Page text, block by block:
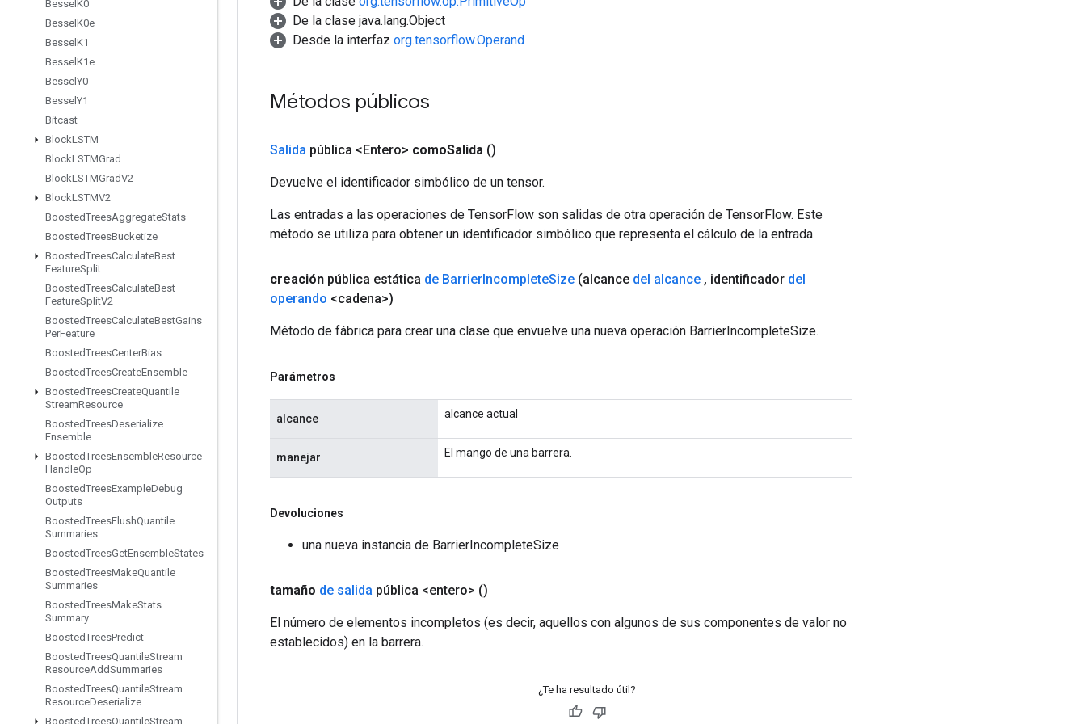
Bessel K0
Bessel K0e
Bessel K1
Bessel K1e
Bessel Y0
Bessel Y1
Bitcast
BlockLSTM
BlockLSTMGrad
BlockLSTMGradV2
BlockLSTMV2
BoostedTreesAggregateStats
BoostedTreesBucketize
BoostedTreesCalculateBest
FeatureSplit
BoostedTreesCalculateBest
FeatureSplitV2
BoostedTreesCalculateBestGains
PerFeature
BoostedTreesCenterBias
BoostedTreesCreateEnsemble
BoostedTreesCreateQuantile
StreamResource
BoostedTreesDeserialize
Ensemble
BoostedTreesEnsembleResource
HandleOp
BoostedTreesExampleDebug
Outputs
BoostedTreesFlushQuantile
Summaries
BoostedTreesGetEnsembleStates
BoostedTreesMakeQuantile
Summaries
BoostedTreesMakeStats
Summary
BoostedTreesPredict
BoostedTreesQuantileStream
ResourceAddSummaries
BoostedTreesQuantileStream
ResourceDeserialize
BoostedTreesQuantileStream
De la clase java.lang.Object
Desde la interfaz org.tensorflow.Operand
Métodos públicos
Salida pública <Entero> comoSalida ()
Devuelve el identificador simbólico de un tensor.
Las entradas a las operaciones de TensorFlow son salidas de otra operación de TensorFlow. Este
método se utiliza para obtener un identificador simbólico que representa el cálculo de la entrada.
creación pública estática de BarrierIncompleteSize (alcance del alcance , identificador del
operando <cadena>)
Método de fábrica para crear una clase que envuelve una nueva operación BarrierIncompleteSize.
Parámetros
alcance alcance actual
manejar El mango de una barrera.
Devoluciones
una nueva instancia de BarrierIncompleteSize
tamaño de salida pública <entero> ()
El número de elementos incompletos (es decir, aquellos con algunos de sus componentes de valor no
establecidos) en la barrera.
¿Te ha resultado útil?